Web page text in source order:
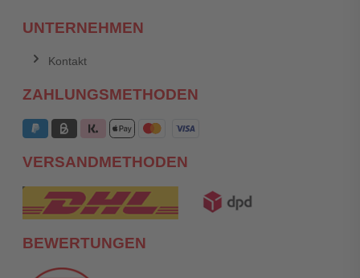
UNTERNEHMEN
Kontakt
ZAHLUNGSMETHODEN
VERSANDMETHODEN
BEWERTUNGEN